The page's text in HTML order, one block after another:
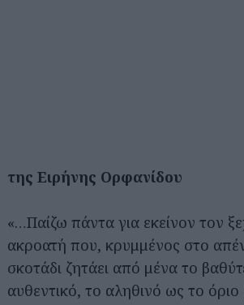
της Ειρήνης Ορφανίδου
«…Παίζω πάντα για εκείνον τον
ακροατή που, κρυμμένος στο
σκοτάδι ζητάει από μένα το
αυθεντικό, το αληθινό ως το όριο